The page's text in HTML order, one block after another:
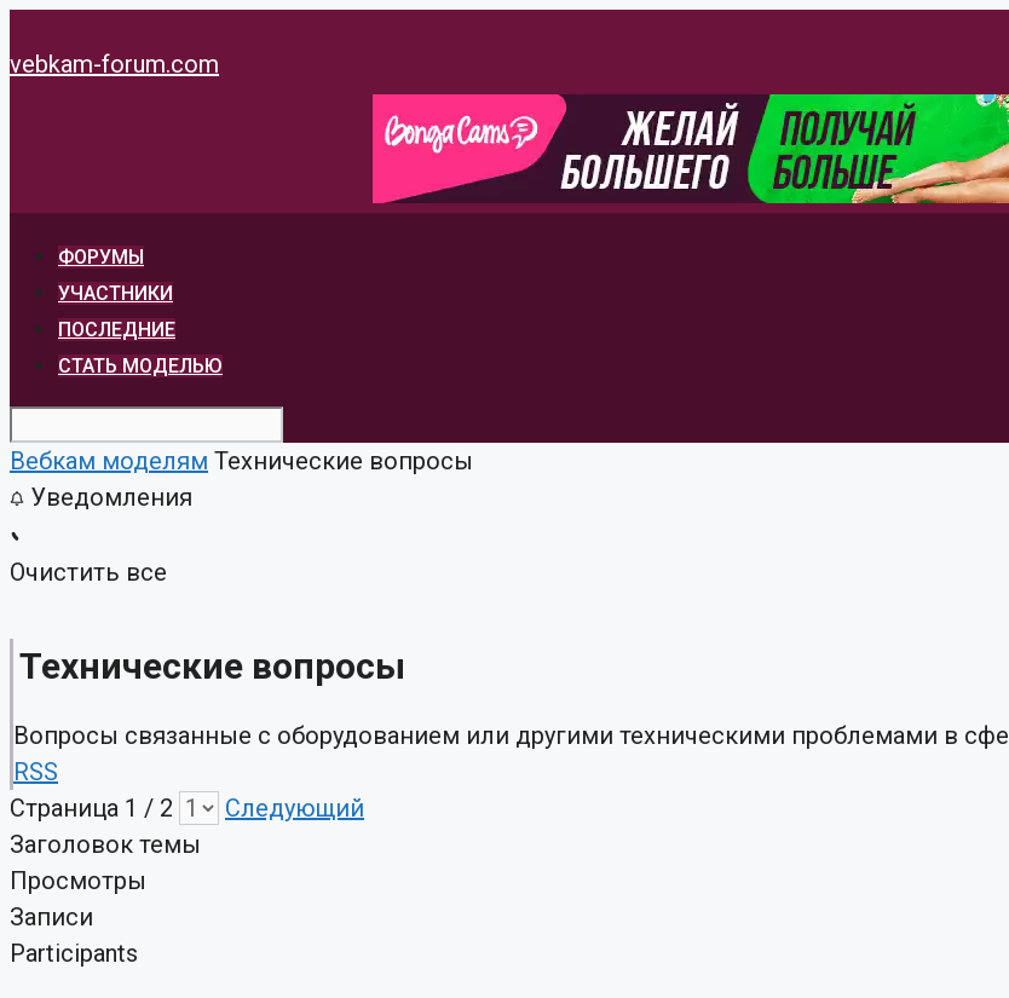
к
vebkam-forum.com
ФОРУМЫ
УЧАСТНИКИ
ПОСЛЕДНИЕ
СТАТЬ МОДЕЛЬЮ
Вебкам моделям Технические вопросы
Уведомления
Очистить все
Технические вопросы
Вопросы связанные с оборудованием или другими техническими проблемами в
RSS
Страница 1 / 2
Следующий
Заголовок темы
Просмотры
Записи
Participants